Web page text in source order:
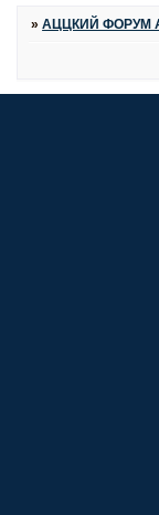
»АЦЦКИЙ ФОРУМ